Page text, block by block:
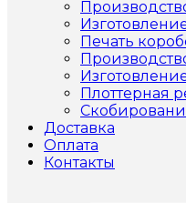
Печать
Плоттерная
Доставка
Оплата
Контакты